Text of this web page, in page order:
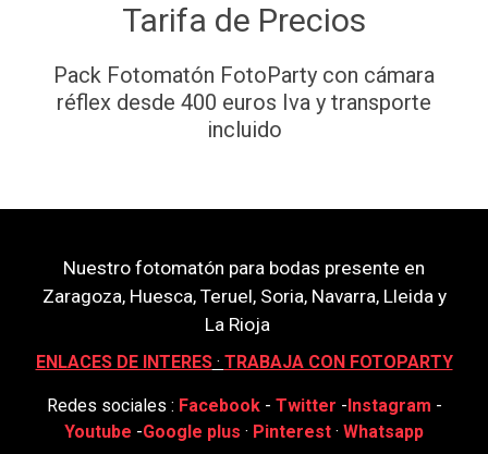
Tarifa de Precios
Pack Fotomatón FotoParty con cámara
réflex desde 400 euros Iva y transporte
incluido
Nuestro fotomatón para bodas presente en
Zaragoza, Huesca, Teruel, Soria, Navarra, Lleida y
La Rioja
ENLACES DE INTERES· TRABAJA CON FOTOPARTY
Redes sociales : Facebook- Twitter - Instagram -
Youtube -Google plus · Pinterest · Whatsapp